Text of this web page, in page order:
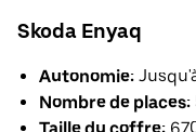
Skoda Enyaq
Autonomie:
Nombre de places: